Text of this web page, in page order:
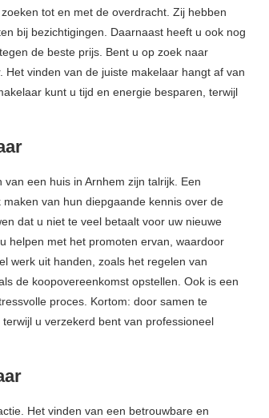
tot en met de overdracht. Zij hebben
bij bezichtigingen. Daarnaast heeft u ook nog
de beste prijs. Bent u op zoek naar
vinden van de juiste makelaar hangt af van
kunt u tijd en energie besparen, terwijl
een huis in Arnhem zijn talrijk. Een
van hun diepgaande kennis over de
dat u niet te veel betaalt voor uw nieuwe
helpen met het promoten ervan, waardoor
werk uit handen, zoals het regelen van
de koopovereenkomst opstellen. Ook is een
proces. Kortom: door samen te
u verzekerd bent van professioneel
Het vinden van een betrouwbare en